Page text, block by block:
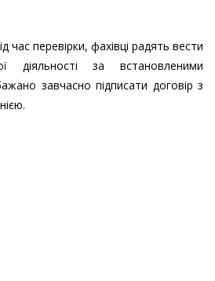
час перевірки, фахівці радять вести
діяльності за встановленими
завчасно підписати договір з